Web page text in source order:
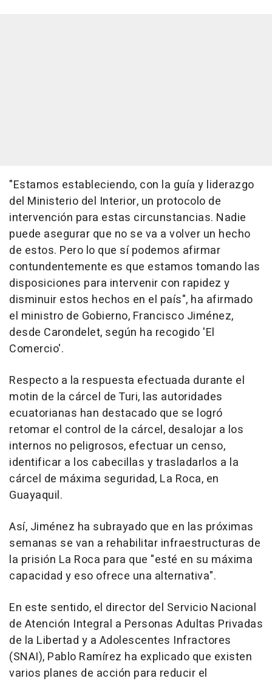
"Estamos estableciendo, con la guía y liderazgo
del Ministerio del Interior, un protocolo de
intervención para estas circunstancias. Nadie
puede asegurar que no se va a volver un hecho
de estos. Pero lo que sí podemos afirmar
contundentemente es que estamos tomando las
disposiciones para intervenir con rapidez y
disminuir estos hechos en el país", ha afirmado
el ministro de Gobierno, Francisco Jiménez,
desde Carondelet, según ha recogido 'El
Comercio'.
Respecto a la respuesta efectuada durante el
motin de la cárcel de Turi, las autoridades
ecuatorianas han destacado que se logró
retomar el control de la cárcel, desalojar a los
internos no peligrosos, efectuar un censo,
identificar a los cabecillas y trasladarlos a la
cárcel de máxima seguridad, La Roca, en
Guayaquil.
Así, Jiménez ha subrayado que en las próximas
semanas se van a rehabilitar infraestructuras de
la prisión La Roca para que "esté en su máxima
capacidad y eso ofrece una alternativa".
En este sentido, el director del Servicio Nacional
de Atención Integral a Personas Adultas Privadas
de la Libertad y a Adolescentes Infractores
(SNAI), Pablo Ramírez ha explicado que existen
varios planes de acción para reducir el